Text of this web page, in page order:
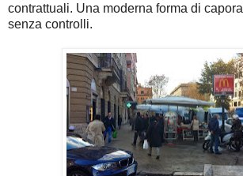
contrattuali. Una moderna forma di
senza controlli.